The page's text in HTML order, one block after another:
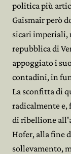
politica più
Gaismair però
sicari imperiali,
repubblica di
appoggiato i
contadini, in
La sconfitta di
radicalmente
di ribellione
Hofer, alla fine
sollevamento,